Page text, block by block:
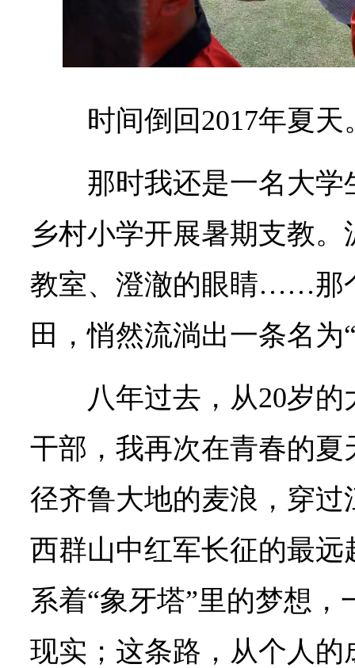
时间倒回2017年夏天
那时我还是一名大
乡村小学开展暑期支教
教室、澄澈的眼睛……那
田，悄然流淌出一条名为
八年过去，从20岁
干部，我再次在青春的
径齐鲁大地的麦浪，穿
西群山中红军长征的最
系着“象牙塔”里的梦想
现实；这条路，从个人